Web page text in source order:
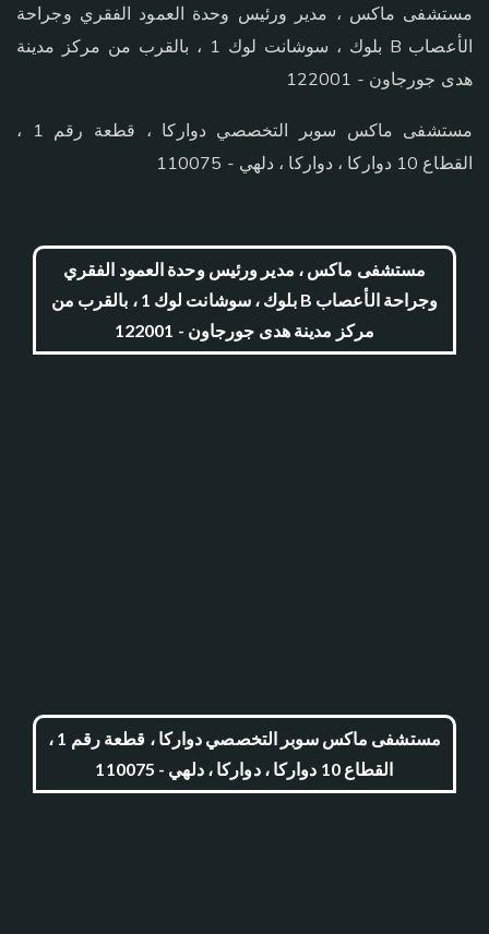
مستشفى ماكس ، مدير ورئيس وحدة العمود الفقري وجراحة
الأعصاب B بلوك ، سوشانت لوك 1 ، بالقرب من مركز مدينة
هدى جورجاون - 122001
مستشفى ماكس سوبر التخصصي دواركا ، قطعة رقم 1 ،
القطاع 10 دواركا ، دواركا ، دلهي - 110075
مستشفى ماكس ، مدير ورئيس وحدة العمود الفقري
وجراحة الأعصاب B بلوك ، سوشانت لوك 1 ، بالقرب من
مركز مدينة هدى جورجاون - 122001
مستشفى ماكس سوبر التخصصي دواركا ، قطعة رقم 1 ،
القطاع 10 دواركا ، دواركا ، دلهي - 110075